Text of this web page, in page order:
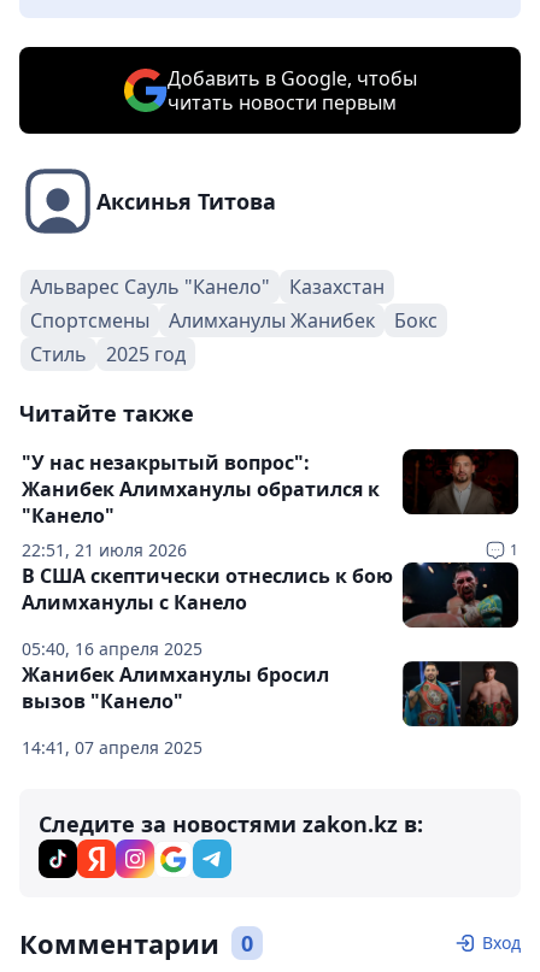
Добавить в Google, чтобы
читать новости первым
Аксинья Титова
Альварес Сауль "Канело"
Казахстан
Спортсмены
Алимханулы Жанибек
Бокс
Стиль
2025 год
Читайте также
22:51, 21 июля 2026 1
"У нас незакрытый вопрос":
Жанибек Алимханулы обратился к
"Канело"
05:40, 16 апреля 2025
В США скептически отнеслись к бою
Алимханулы с Канело
14:41, 07 апреля 2025
Жанибек Алимханулы бросил
вызов "Канело"
Следите за новостями zakon.kz в:
Комментарии 0 Вход